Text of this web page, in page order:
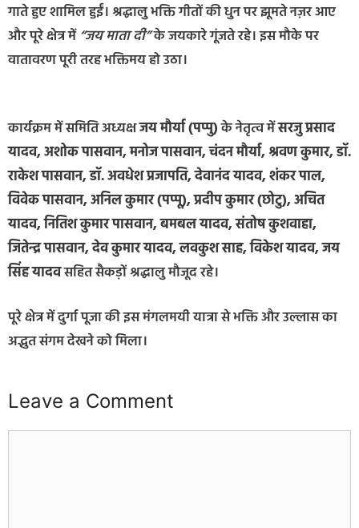
गाते हुए शामिल हुईं। श्रद्धालु भक्ति गीतों की धुन पर झूमते नज़र आए
और पूरे क्षेत्र में“जय माता दी”के जयकारे गूंजते रहे। इस मौके पर
वातावरण पूरी तरह भक्तिमय हो उठा।
कार्यक्रम में समिति अध्यक्षजय मौर्या (पप्पु)के नेतृत्व मेंसरजु प्रसाद
यादव, अशोक पासवान, मनोज पासवान, चंदन मौर्या, श्रवण कुमार, डॉ.
राकेश पासवान, डॉ. अवधेश प्रजापति, देवानंद यादव, शंकर पाल,
विवेक पासवान, अनिल कुमार (पप्पू), प्रदीप कुमार (छोटु), अचित
यादव, नितिश कुमार पासवान, बमबल यादव, संतोष कुशवाहा,
जितेन्द्र पासवान, देव कुमार यादव, लवकुश साह, विकेश यादव, जय
सिंह यादवसहित सैकड़ों श्रद्धालु मौजूद रहे।
पूरे क्षेत्र में दुर्गा पूजा की इस मंगलमयी यात्रा से भक्ति और उल्लास का
अद्भुत संगम देखने को मिला।
Leave a Comment